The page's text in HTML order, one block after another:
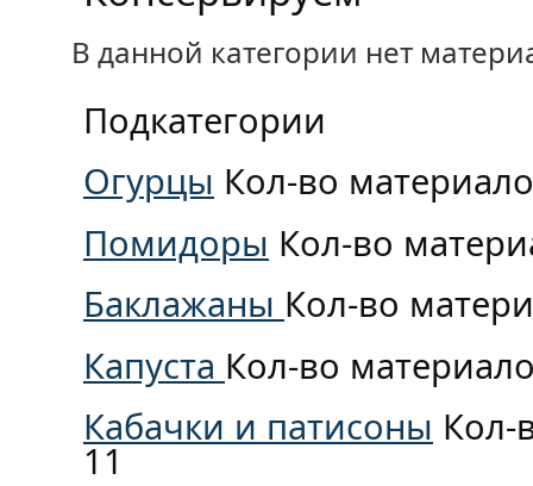
В данной категории нет
Подкатегории
Огурцы Кол-во
Помидоры Кол-во
Баклажаны Кол-во
Капуста Кол-во
Кабачки и патисоны Кол-
11